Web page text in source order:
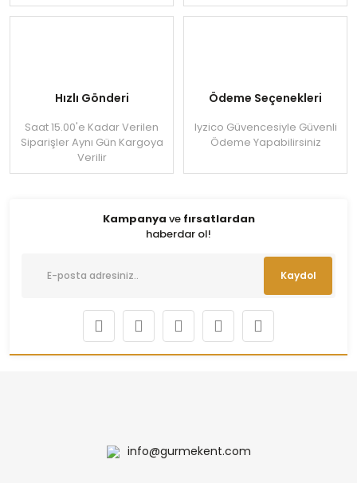
Hızlı Gönderi
Saat 15.00'e Kadar Verilen
Siparişler Aynı Gün Kargoya
Verilir
Ödeme Seçenekleri
Iyzico Güvencesiyle Güvenli
Ödeme Yapabilirsiniz
Kampanya ve fırsatlardan
haberdar ol!
Kaydol
info@gurmekent.com